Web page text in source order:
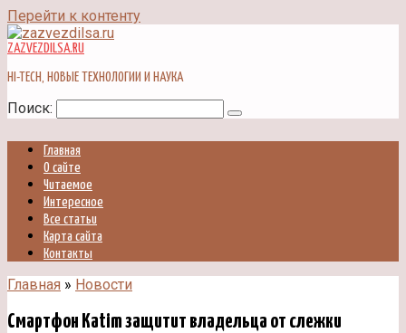
Перейти к контенту
ZAZVEZDILSA.RU
HI-TECH, НОВЫЕ ТЕХНОЛОГИИ И НАУКА
Поиск:
Главная
О сайте
Читаемое
Интересное
Все статьи
Карта сайта
Контакты
Главная » Новости
Смартфон Katim защитит владельца от слежки